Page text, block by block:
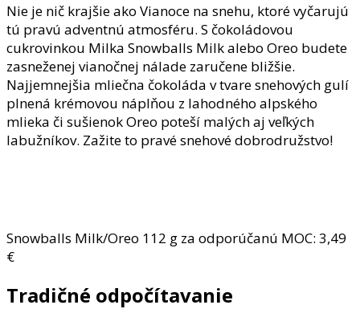
Nie je nič krajšie ako Vianoce na snehu, ktoré vyčarujú
tú pravú adventnú atmosféru. S čokoládovou
cukrovinkou Milka Snowballs Milk alebo Oreo budete
zasneženej vianočnej nálade zaručene bližšie.
Najjemnejšia mliečna čokoláda v tvare snehových gulí
plnená krémovou náplňou z lahodného alpského
mlieka či sušienok Oreo poteší malých aj veľkých
labužníkov. Zažite to pravé snehové dobrodružstvo!
Snowballs Milk/Oreo 112 g za odporúčanú MOC: 3,49
€
Tradičné odpočítavanie